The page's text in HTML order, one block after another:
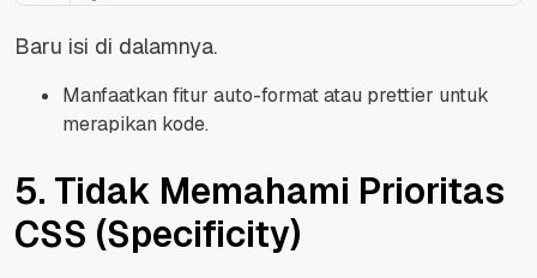
Baru isi di dalamnya.
Manfaatkan fitur auto-format atau prettier untuk
merapikan kode.
5. Tidak Memahami Prioritas
CSS (Specificity)